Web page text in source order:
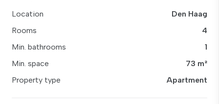
Location
Den Haag
Rooms
4
Min. bathrooms
1
Min. space
73 m²
Property type
Apartment